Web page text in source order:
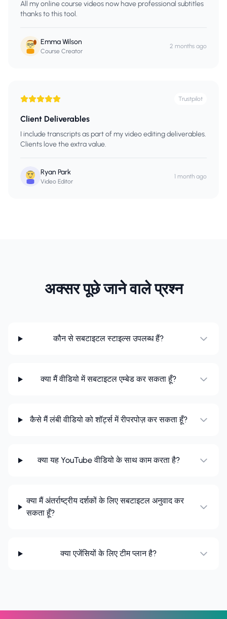
All my online course videos now have professional subtitles
thanks to this tool.
Emma Wilson
Course Creator
2 months ago
Trustpilot
Client Deliverables
I include transcripts as part of my video editing deliverables.
Clients love the extra value.
Ryan Park
Video Editor
1 month ago
अक्सर पूछे जाने वाले प्रश्न
कौन से सबटाइटल स्टाइल्स उपलब्ध हैं?
क्या मैं वीडियो में सबटाइटल एम्बेड कर सकता हूँ?
कैसे मैं लंबी वीडियो को शॉर्ट्स में रीपरपोज़ कर सकता हूँ?
क्या यह YouTube वीडियो के साथ काम करता है?
क्या मैं अंतर्राष्ट्रीय दर्शकों के लिए सबटाइटल अनुवाद कर
सकता हूँ?
क्या एजेंसियों के लिए टीम प्लान है?